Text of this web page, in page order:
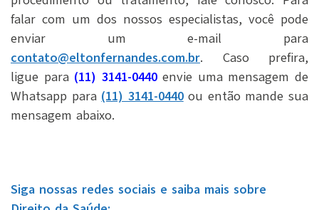
falar com um dos nossos especialistas, você pode
enviar um e-mail para
contato@eltonfernandes.com.br. Caso prefira,
ligue para (11) 3141-0440envie uma mensagem de
Whatsapp para (11) 3141-0440ou então mande sua
mensagem abaixo.
Siga nossas redes sociais e saiba mais sobre